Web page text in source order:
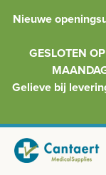
Nieuwe
GESLOTEN
Gelieve bij